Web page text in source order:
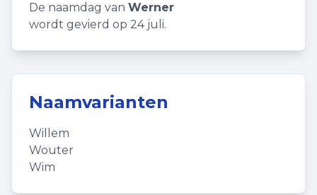
De naamdag van Werner
wordt gevierd op 24 juli.
Naamvarianten
Willem
Wouter
Wim